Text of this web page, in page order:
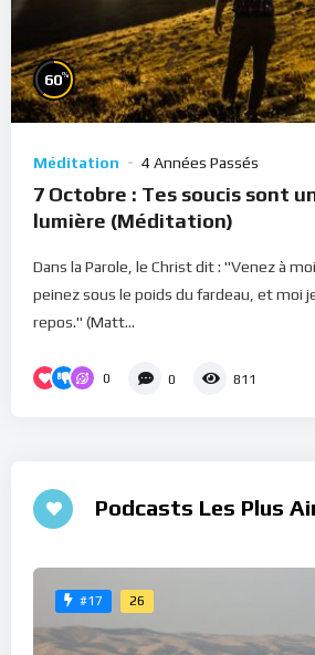
60%
Méditation 4 Années Passés
7 Octobre : Tes soucis sont
lumière (Méditation)
Dans la Parole, le Christ dit : "Venez à
peinez sous le poids du fardeau, et moi
repos." (Matt...
0 0 811
Podcasts Les Plus
#17 26